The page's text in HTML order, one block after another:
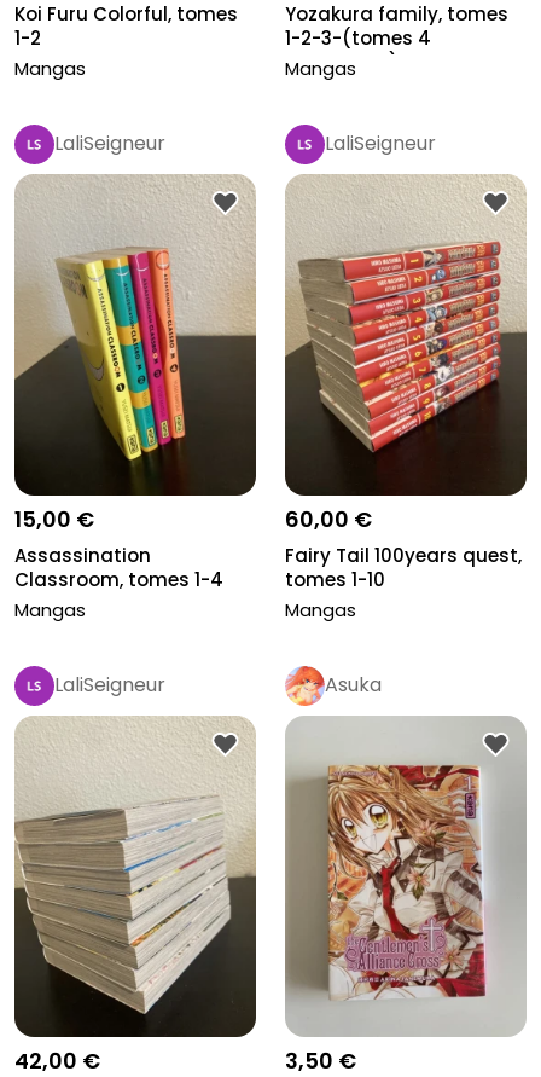
Koi Furu Colorful, tomes
1-2
Mangas
Yozakura family, tomes
1-2-3-(tomes 4
manquant)-5
Mangas
LaliSeigneur
15,00 €
Assassination
Classroom, tomes 1-4
Mangas
LaliSeigneur
60,00 €
Fairy Tail 100years quest,
tomes 1-10
Mangas
LaliSeigneur
42,00 €
Asuka
3,50 €